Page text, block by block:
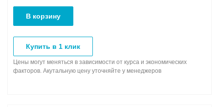
В корзину
Купить в 1 клик
Цены могут меняться в зависимости от курса и экономических
факторов. Акутальную цену уточняйте у менеджеров